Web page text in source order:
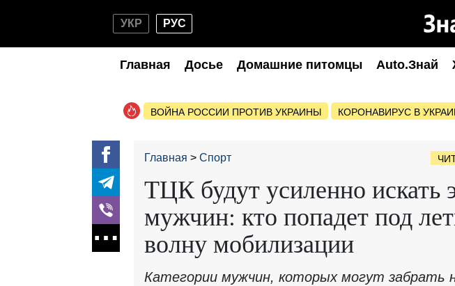
УКР РУС
Главная Досье Домашние питомцы Auto.Знай
ВОЙНА РОССИИ ПРОТИВ УКРАИНЫ КОРОНАВИРУС В
Главная Спорт
ТЦК будут усиленно искать
мужчин: кто попадет под
волну мобилизации
Категории мужчин, которых могут забрать